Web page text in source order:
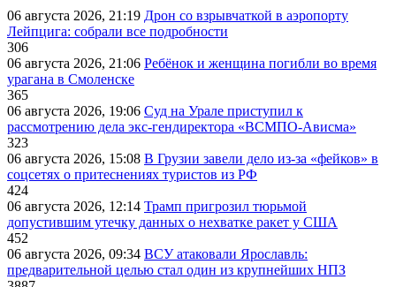
06 августа 2026, 21:19 Дрон со взрывчаткой в аэропорту
Лейпцига: собрали все подробности
306
06 августа 2026, 21:06 Ребёнок и женщина погибли во время
урагана в Смоленске
365
06 августа 2026, 19:06 Суд на Урале приступил к
рассмотрению дела экс-гендиректора «ВСМПО-Ависма»
323
06 августа 2026, 15:08 В Грузии завели дело из-за «фейков» в
соцсетях о притеснениях туристов из РФ
424
06 августа 2026, 12:14 Трамп пригрозил тюрьмой
допустившим утечку данных о нехватке ракет у США
452
06 августа 2026, 09:34 ВСУ атаковали Ярославль:
предварительной целью стал один из крупнейших НПЗ